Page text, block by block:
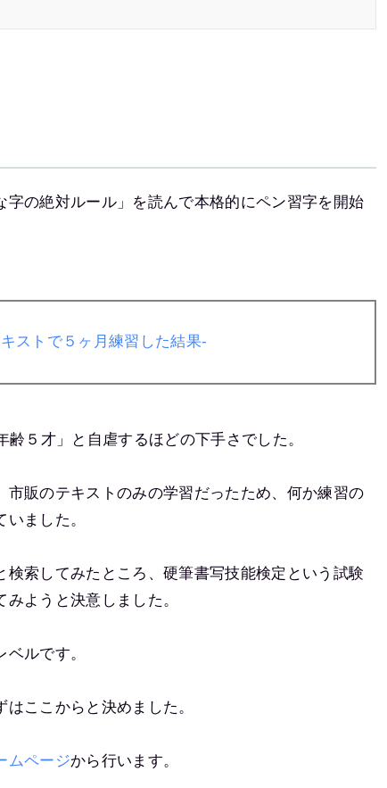
の絶対ルール」を読んで本格的にペン習字を開始
ストで５ヶ月練習した結果-
５才」と自虐するほどの下手さでした。
販のテキストのみの学習だったため、何か練習の
ました。
索してみたところ、硬筆書写技能検定という試験
ようと決意しました。
ルです。
ここからと決めました。
ムページから行います。